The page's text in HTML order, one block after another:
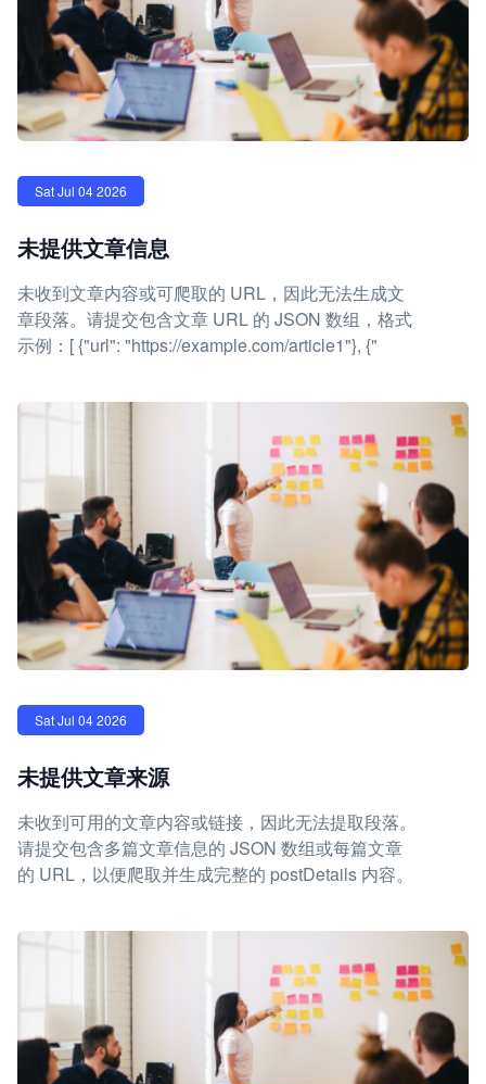
Sat Jul 04 2026
未提供文章信息
未收到文章内容或可爬取的 URL，因此无法生成文
章段落。请提交包含文章 URL 的 JSON 数组，格式
示例：[ {"url": "https://example.com/article1"}, {"
Sat Jul 04 2026
未提供文章来源
未收到可用的文章内容或链接，因此无法提取段落。
请提交包含多篇文章信息的 JSON 数组或每篇文章
的 URL，以便爬取并生成完整的 postDetails 内容。